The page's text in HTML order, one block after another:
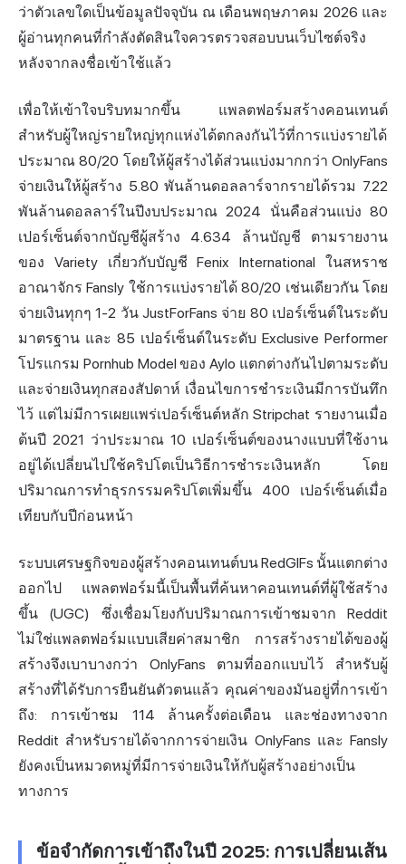
ว่าตัวเลขใดเป็นข้อมูลปัจจุบัน ณ เดือนพฤษภาคม 2026 และ
ผู้อ่านทุกคนที่กำลังตัดสินใจควรตรวจสอบบนเว็บไซต์จริง
หลังจากลงชื่อเข้าใช้แล้ว
เพื่อให้เข้าใจบริบทมากขึ้น แพลตฟอร์มสร้างคอนเทนต์
สำหรับผู้ใหญ่รายใหญ่ทุกแห่งได้ตกลงกันไว้ที่การแบ่งรายได้
ประมาณ 80/20 โดยให้ผู้สร้างได้ส่วนแบ่งมากกว่า OnlyFans
จ่ายเงินให้ผู้สร้าง 5.80 พันล้านดอลลาร์จากรายได้รวม 7.22
พันล้านดอลลาร์ในปีงบประมาณ 2024 นั่นคือส่วนแบ่ง 80
เปอร์เซ็นต์จากบัญชีผู้สร้าง 4.634 ล้านบัญชี ตามรายงาน
ของ Variety เกี่ยวกับบัญชี Fenix International ในสหราช
อาณาจักร Fansly ใช้การแบ่งรายได้ 80/20 เช่นเดียวกัน โดย
จ่ายเงินทุกๆ 1-2 วัน JustForFans จ่าย 80 เปอร์เซ็นต์ในระดับ
มาตรฐาน และ 85 เปอร์เซ็นต์ในระดับ Exclusive Performer
โปรแกรม Pornhub Model ของ Aylo แตกต่างกันไปตามระดับ
และจ่ายเงินทุกสองสัปดาห์ เงื่อนไขการชำระเงินมีการบันทึก
ไว้ แต่ไม่มีการเผยแพร่เปอร์เซ็นต์หลัก Stripchat รายงานเมื่อ
ต้นปี 2021 ว่าประมาณ 10 เปอร์เซ็นต์ของนางแบบที่ใช้งาน
อยู่ได้เปลี่ยนไปใช้คริปโตเป็นวิธีการชำระเงินหลัก โดย
ปริมาณการทำธุรกรรมคริปโตเพิ่มขึ้น 400 เปอร์เซ็นต์เมื่อ
เทียบกับปีก่อนหน้า
ระบบเศรษฐกิจของผู้สร้างคอนเทนต์บน RedGIFs นั้นแตกต่าง
ออกไป แพลตฟอร์มนี้เป็นพื้นที่ค้นหาคอนเทนต์ที่ผู้ใช้สร้าง
ขึ้น (UGC) ซึ่งเชื่อมโยงกับปริมาณการเข้าชมจาก Reddit
ไม่ใช่แพลตฟอร์มแบบเสียค่าสมาชิก การสร้างรายได้ของผู้
สร้างจึงเบาบางกว่า OnlyFans ตามที่ออกแบบไว้ สำหรับผู้
สร้างที่ได้รับการยืนยันตัวตนแล้ว คุณค่าของมันอยู่ที่การเข้า
ถึง: การเข้าชม 114 ล้านครั้งต่อเดือน และช่องทางจาก
Reddit สำหรับรายได้จากการจ่ายเงิน OnlyFans และ Fansly
ยังคงเป็นหมวดหมู่ที่มีการจ่ายเงินให้กับผู้สร้างอย่างเป็น
ทางการ
ข้อจำกัดการเข้าถึงในปี 2025: การเปลี่ยนเส้น